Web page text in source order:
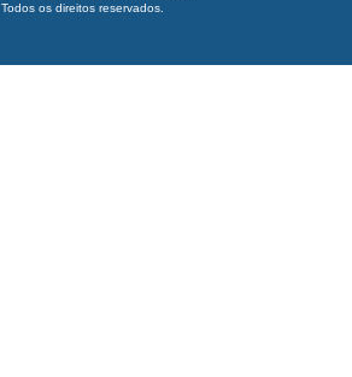
Todos os direitos reservados.